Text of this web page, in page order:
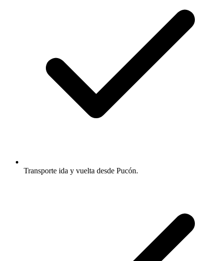
Transporte ida y vuelta desde Pucón.